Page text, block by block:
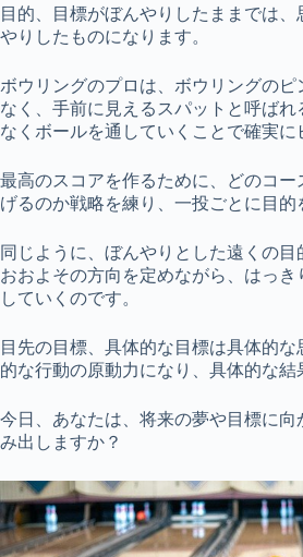
目的、目標がぼんやりしたままでは
やりしたものになります。
ボウリングのプロは、ボウリングの
なく、手前に見えるスパットと呼ばれ
なくボールを通していくことで確実に
最高のスコアを作るために、どのコ
げるのか戦略を練り、一投ごとに目的
同じように、ぼんやりとした遠くの
おおよその方向を定めながら、はっき
していくのです。
目先の目標、具体的な目標は具体的
的な行動の原動力になり、具体的な結
今日、あなたは、将来の夢や目標に
み出しますか？